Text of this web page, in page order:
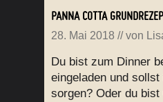
PANNA COTTA
28. Mai 2018 // von
Du bist zum Dinner
eingeladen und
sorgen? Oder du bist